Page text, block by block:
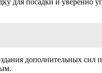
дополнительных сил